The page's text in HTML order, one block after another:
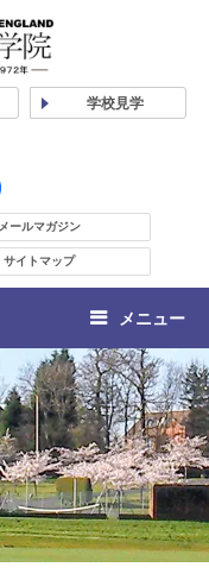
学校見学
メールマガジン
サイトマップ
メニュー